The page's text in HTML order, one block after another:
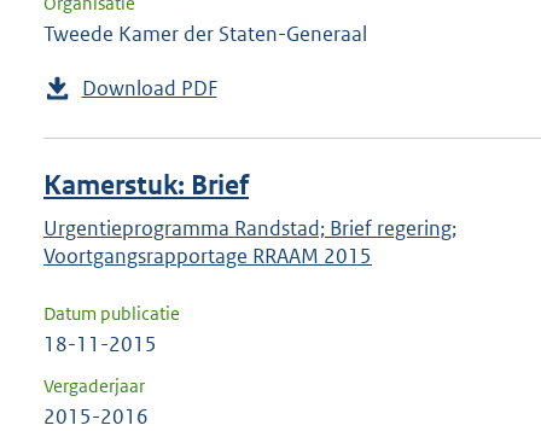
Tweede Kamer der Staten-Generaal
Download PDF
Kamerstuk: Brief
Urgentieprogramma Randstad; Brief regering;
Voortgangsrapportage RRAAM 2015
Datum publicatie
18-11-2015
Vergaderjaar
2015-2016